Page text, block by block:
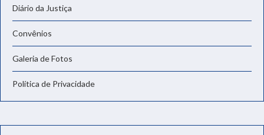
Diário da Justiça
Convênios
Galeria de Fotos
Política de Privacidade